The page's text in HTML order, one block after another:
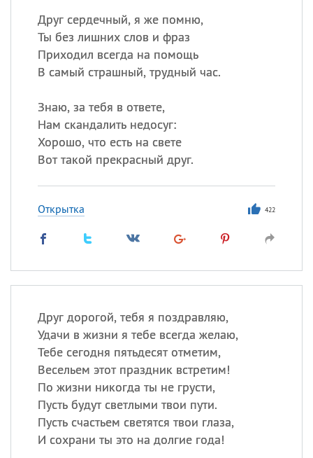
Друг сердечный, я же помню,
Ты без лишних слов и фраз
Приходил всегда на помощь
В самый страшный, трудный час.
Знаю, за тебя в ответе,
Нам скандалить недосуг:
Хорошо, что есть на свете
Вот такой прекрасный друг.
Открытка 422
Друг дорогой, тебя я поздравляю,
Удачи в жизни я тебе всегда желаю,
Тебе сегодня пятьдесят отметим,
Весельем этот праздник встретим!
По жизни никогда ты не грусти,
Пусть будут светлыми твои пути.
Пусть счастьем светятся твои глаза,
И сохрани ты это на долгие года!